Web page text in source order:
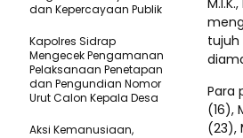
tujuh
Para
(16),
(23),
dan Kepercayaan Publik
Kapolres Sidrap
Mengecek Pengamanan
Pelaksanaan Penetapan
dan Pengundian Nomor
Urut Calon Kepala Desa
Aksi Kemanusiaan,